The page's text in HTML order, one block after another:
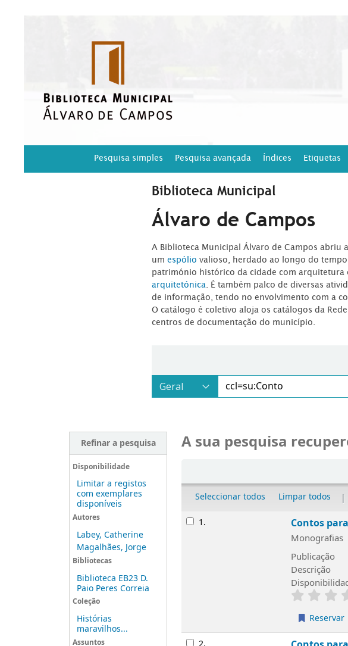
Pesquisa simples Pesquisa avançada Índices Etiquetas
Biblioteca Municipal
Álvaro de Campos
A Biblioteca Municipal Álvaro de Campos abriu
um espólio valioso, herdado ao longo do
património histórico da cidade com
arquitetónica . É também palco de diversas
de informação, tendo no envolvimento com a
O catálogo é coletivo aloja os catálogos da
centros de documentação do município.
Refinar a pesquisa
Disponibilidade
Limitar a registos
com exemplares
disponíveis
Autores
Labey, Catherine
Magalhães, Jorge
Bibliotecas
Biblioteca EB23 D.
Paio Peres Correia
Coleção
Histórias
maravilhos...
Assuntos
A sua pesquisa
Seleccionar todos Limpar todos
Resultados
1. Contos
Monografias
Publicação
Descrição
Reservar